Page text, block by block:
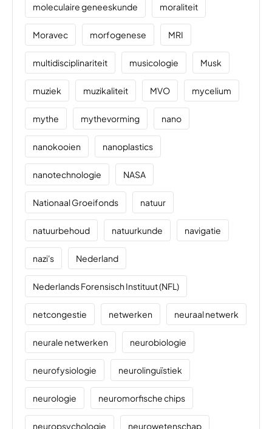
moleculaire geneeskunde moraliteit
Moravec morfogenese MRI
multidisciplinariteit musicologie Musk
muziek muzikaliteit MVO mycelium
mythe mythevorming nano
nanokooien nanoplastics
nanotechnologie NASA
Nationaal Groeifonds natuur
natuurbehoud natuurkunde navigatie
nazi's Nederland
Nederlands Forensisch Instituut (NFL)
netcongestie netwerken neuraal netwerk
neurale netwerken neurobiologie
neurofysiologie neurolinguïstiek
neurologie neuromorfische chips
neuropsychologie neurowetenschap